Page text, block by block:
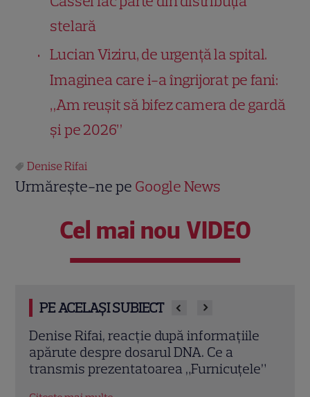
stelară
Lucian Viziru, de urgență la spital.
Imaginea care i-a îngrijorat pe fani:
„Am reușit să bifez camera de gardă
și pe 2026”
Denise Rifai
Urmărește-ne pe Google News
Cel mai nou VIDEO
PE ACELAȘI SUBIECT
Denise Rifai spune adevărul despre
plecarea de la Kanal D. Ce a convins-o să
semneze cu Antena 1. „În inima mea am